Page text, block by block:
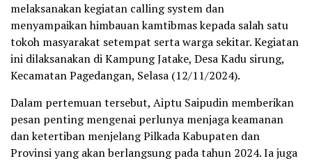
melaksanakan kegiatan calling system dan
menyampaikan himbauan kamtibmas kepada salah satu
tokoh masyarakat setempat serta warga sekitar. Kegiatan
ini dilaksanakan di Kampung Jatake, Desa Kadu sirung,
Kecamatan Pagedangan, Selasa (12/11/2024).
Dalam pertemuan tersebut, Aiptu Saipudin memberikan
pesan penting mengenai perlunya menjaga keamanan
dan ketertiban menjelang Pilkada Kabupaten dan
Provinsi yang akan berlangsung pada tahun 2024. Ia juga